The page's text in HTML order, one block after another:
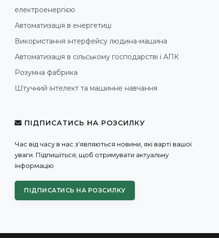
електроенергією
Автоматизація в енергетиці
Використання інтерфейсу людина-машина
Автоматизація в сільському господарстві і АПК
Розумна фабрика
Штучний інтелект та машинне навчання
ПІДПИСАТИСЬ НА РОЗСИЛКУ
Час від часу в нас з'являються новини, які варті вашої
уваги. Підпишіться, щоб отримувати актуальну
інформацію
ПІДПИСАТИСЬ НА РОЗСИЛКУ